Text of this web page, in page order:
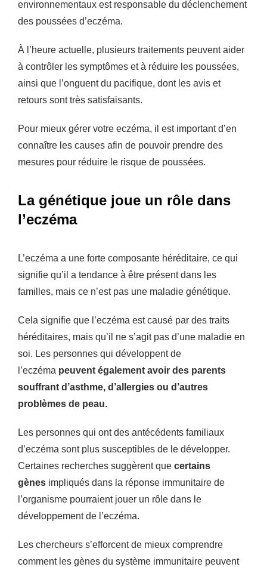
environnementaux est responsable du déclenchement
des poussées d’eczéma.
À l’heure actuelle, plusieurs traitements peuvent aider
à contrôler les symptômes et à réduire les poussées,
ainsi que l’onguent du pacifique, dont les avis et
retours sont très satisfaisants.
Pour mieux gérer votre eczéma, il est important d’en
connaître les causes afin de pouvoir prendre des
mesures pour réduire le risque de poussées.
La génétique joue un rôle dans
l’eczéma
L’eczéma a une forte composante héréditaire, ce qui
signifie qu’il a tendance à être présent dans les
familles, mais ce n’est pas une maladie génétique.
Cela signifie que l’eczéma est causé par des traits
héréditaires, mais qu’il ne s’agit pas d’une maladie en
soi. Les personnes qui développent de
l’eczéma peuvent également avoir des parents
souffrant d’asthme, d’allergies ou d’autres
problèmes de peau.
Les personnes qui ont des antécédents familiaux
d’eczéma sont plus susceptibles de le développer.
Certaines recherches suggèrent que certains
gènes impliqués dans la réponse immunitaire de
l’organisme pourraient jouer un rôle dans le
développement de l’eczéma.
Les chercheurs s’efforcent de mieux comprendre
comment les gènes du système immunitaire peuvent